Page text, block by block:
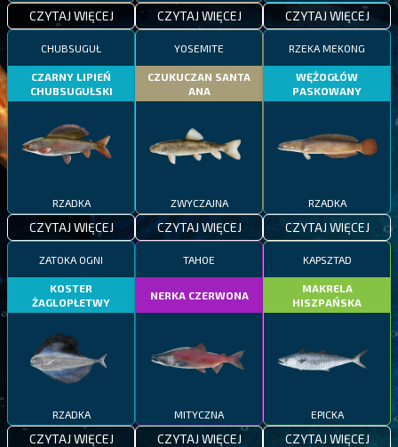
CZYTAJ WIĘCEJ CZYTAJ WIĘCEJ CZYTAJ WIĘCEJ
CHUBSUGUŁ
CZARNY LIPIEŃ
CHUBSUGUŁSKI
RZADKA
CZYTAJ WIĘCEJ
YOSEMITE
CZUKUCZAN SANTA
ANA
ZWYCZAJNA
CZYTAJ WIĘCEJ
RZEKA MEKONG
WĘŻOGŁÓW
PASKOWANY
RZADKA
CZYTAJ WIĘCEJ
ZATOKA OGNI
KOSTER
ŻAGLOPŁETWY
RZADKA
CZYTAJ WIĘCEJ
TAHOE
NERKA CZERWONA
MITYCZNA
CZYTAJ WIĘCEJ
KAPSZTAD
MAKRELA
HISZPAŃSKA
EPICKA
CZYTAJ WIĘCEJ